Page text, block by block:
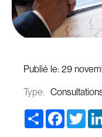
Publié le: 29
Type:
Share Facebook